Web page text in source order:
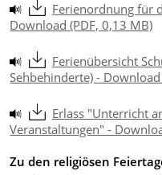
Ferienordnung für
Download (PDF, 0,13 MB)
Ferienübersicht
Sehbehinderte) -
Erlass "Unterricht
Veranstaltungen" -
Zu den religiösen